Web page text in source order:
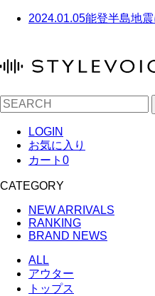
2024.01.05能登半島地
LOGIN
お気に入り
カート 0
CATEGORY
NEW ARRIVALS
RANKING
BRAND NEWS
ALL
アウター
トップス